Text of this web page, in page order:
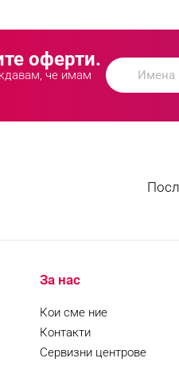
оферти.
че имам
За нас
Кои сме ние
Контакти
Сервизни центрове